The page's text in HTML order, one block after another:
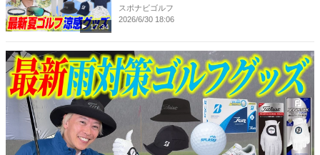
17:34
スポナビゴルフ
2026/6/30 18:06